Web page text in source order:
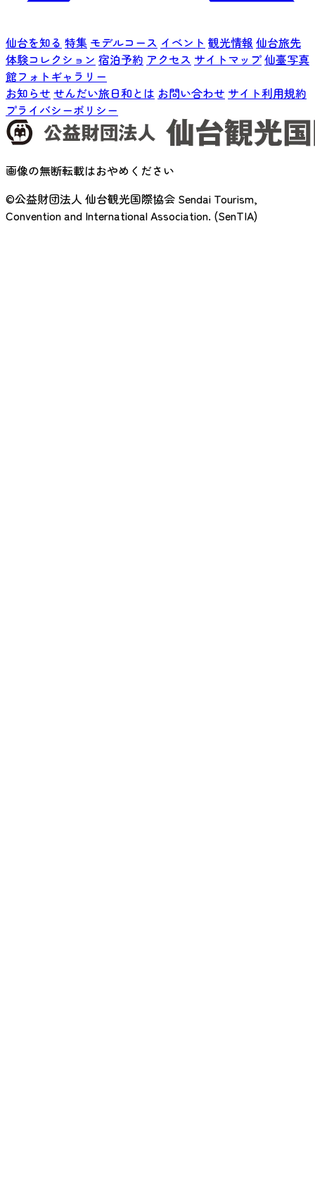
仙台を知る 特集 モデルコース イベント 観光情報 仙台旅先
体験コレクション 宿泊予約 アクセス サイトマップ仙臺写真
館フォトギャラリー
お知らせ せんだい旅日和とは お問い合わせ サイト利用規約
プライバシーポリシー
画像の無断転載はおやめください
©公益財団法人 仙台観光国際協会 Sendai Tourism,
Convention and International Association. (SenTIA)